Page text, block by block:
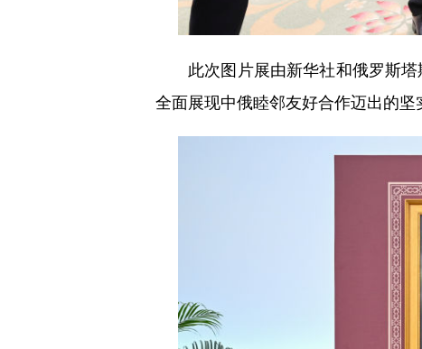
此次图片展由新华社和俄罗斯塔
全面展现中俄睦邻友好合作迈出的坚